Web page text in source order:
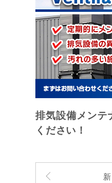
排気設備メンテ
ください！